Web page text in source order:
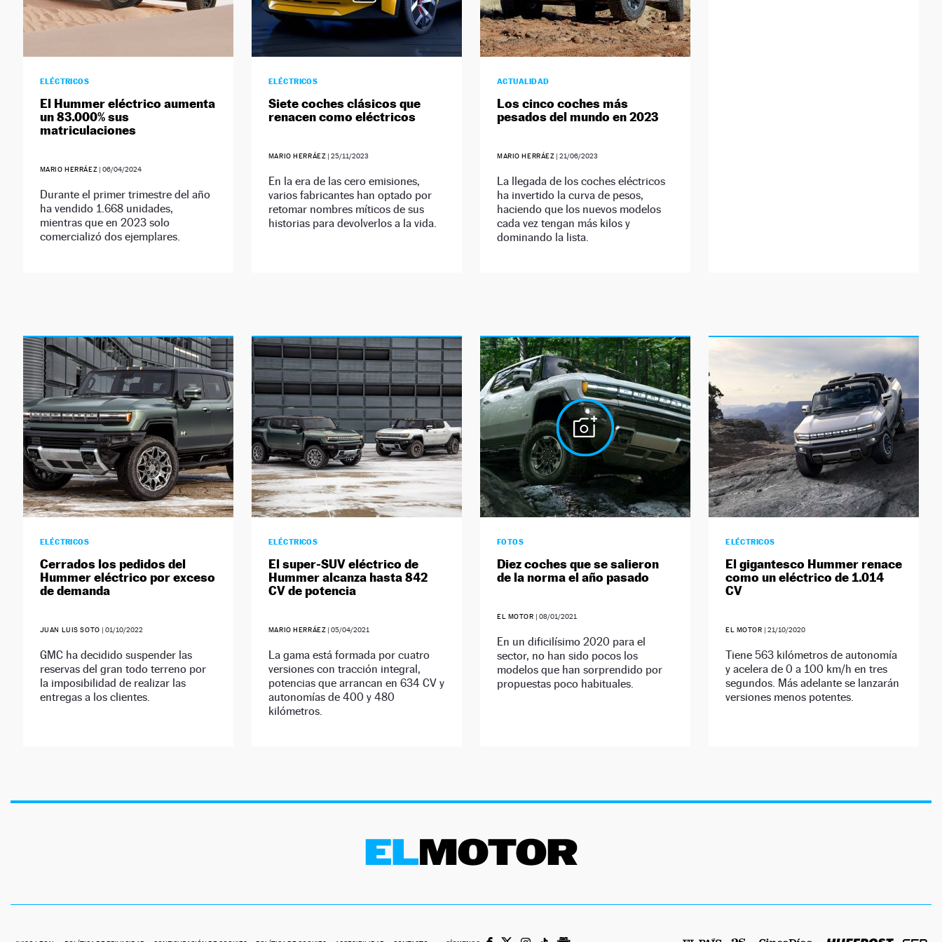
ELÉCTRICOS
El Hummer eléctrico aumenta
un 83.000% sus
matriculaciones
MARIO HERRÁEZ |06/04/2024
Durante el primer trimestre del año
ha vendido 1.668 unidades,
mientras que en 2023 solo
comercializó dos ejemplares.
ELÉCTRICOS
Siete coches clásicos que
renacen como eléctricos
MARIO HERRÁEZ |25/11/2023
En la era de las cero emisiones,
varios fabricantes han optado por
retomar nombres míticos de sus
historias para devolverlos a la vida.
ACTUALIDAD
Los cinco coches más
pesados del mundo en 2023
MARIO HERRÁEZ |21/06/2023
La llegada de los coches eléctricos
ha invertido la curva de pesos,
haciendo que los nuevos modelos
cada vez tengan más kilos y
dominando la lista.
ELÉCTRICOS
Cerrados los pedidos del
Hummer eléctrico por exceso
de demanda
JUAN LUIS SOTO | 01/10/2022
GMC ha decidido suspender las
reservas del gran todo terreno por
la imposibilidad de realizar las
entregas a los clientes.
ELÉCTRICOS
El super-SUV eléctrico de
Hummer alcanza hasta 842
CV de potencia
MARIO HERRÁEZ |05/04/2021
La gama está formada por cuatro
versiones con tracción integral,
potencias que arrancan en 634 CV y
autonomías de 400 y 480
kilómetros.
FOTOS
Diez coches que se salieron
de la norma el año pasado
EL MOTOR | 08/01/2021
En un dificilísimo 2020 para el
sector, no han sido pocos los
modelos que han sorprendido por
propuestas poco habituales.
ELÉCTRICOS
El gigantesco Hummer renace
como un eléctrico de 1.014
CV
EL MOTOR | 21/10/2020
Tiene 563 kilómetros de autonomía
y acelera de 0 a 100 km/h en tres
segundos. Más adelante se lanzarán
versiones menos potentes.